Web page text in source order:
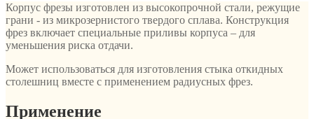
Корпус фрезы изготовлен из высокопрочной стали, режущие
грани - из микрозернистого твердого сплава. Конструкция
фрез включает специальные приливы корпуса – для
уменьшения риска отдачи.
Может использоваться для изготовления стыка откидных
столешниц вместе с применением радиусных фрез.
Применение